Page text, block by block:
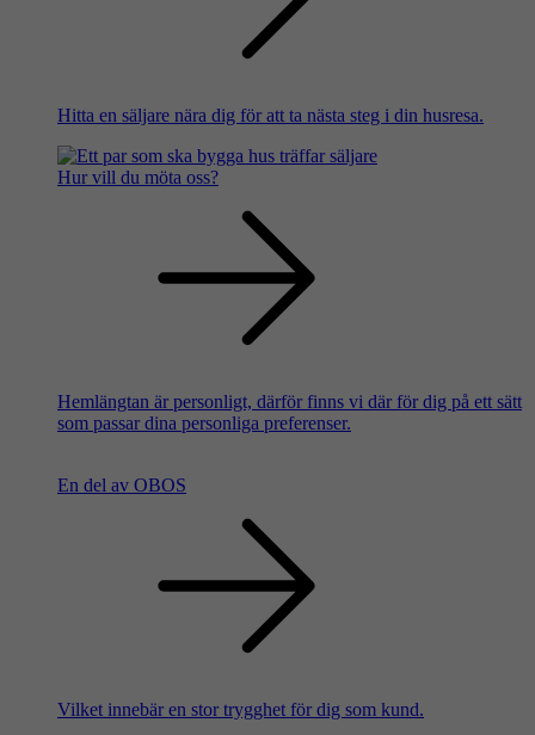
Hitta en säljare nära dig för att ta nästa steg i din husresa.
Hur vill du möta oss?
Hemlängtan är personligt, därför finns vi där för dig på ett sätt
som passar dina personliga preferenser.
En del av OBOS
Vilket innebär en stor trygghet för dig som kund.